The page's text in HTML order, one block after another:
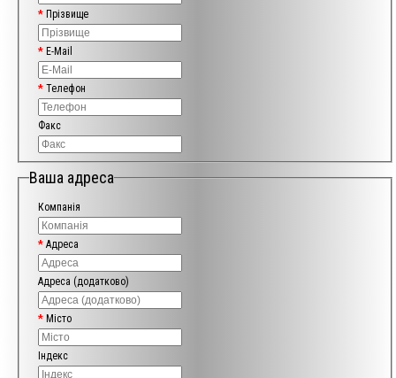
Прізвище
E-Mail
Телефон
Факс
Ваша адреса
Компанія
Адреса
Адреса (додатково)
Місто
Індекс